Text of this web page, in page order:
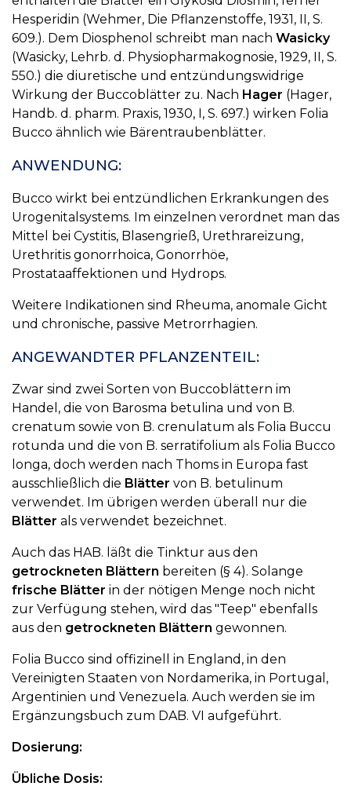
Hesperidin (Wehmer, Die Pflanzenstoffe, 1931, II, S.
609.). Dem Diosphenol schreibt man nach Wasicky
(Wasicky, Lehrb. d. Physiopharmakognosie, 1929, II, S.
550.) die diuretische und entzündungswidrige
Wirkung der Buccoblätter zu. Nach Hager (Hager,
Handb. d. pharm. Praxis, 1930, I, S. 697.) wirken Folia
Bucco ähnlich wie Bärentraubenblätter.
ANWENDUNG:
Bucco wirkt bei entzündlichen Erkrankungen des
Urogenitalsystems. Im einzelnen verordnet man das
Mittel bei Cystitis, Blasengrieß, Urethrareizung,
Urethritis gonorrhoica, Gonorrhöe,
Prostataaffektionen und Hydrops.
Weitere Indikationen sind Rheuma, anomale Gicht
und chronische, passive Metrorrhagien.
ANGEWANDTER PFLANZENTEIL:
Zwar sind zwei Sorten von Buccoblättern im
Handel, die von Barosma betulina und von B.
crenatum sowie von B. crenulatum als Folia Buccu
rotunda und die von B. serratifolium als Folia Bucco
longa, doch werden nach Thoms in Europa fast
ausschließlich die Blätter von B. betulinum
verwendet. Im übrigen werden überall nur die
Blätter als verwendet bezeichnet.
Auch das HAB. läßt die Tinktur aus den
getrockneten Blättern bereiten (§ 4). Solange
frische Blätter in der nötigen Menge noch nicht
zur Verfügung stehen, wird das "Teep" ebenfalls
aus den getrockneten Blättern gewonnen.
Folia Bucco sind offizinell in England, in den
Vereinigten Staaten von Nordamerika, in Portugal,
Argentinien und Venezuela. Auch werden sie im
Ergänzungsbuch zum DAB. VI aufgeführt.
Dosierung:
Übliche Dosis: